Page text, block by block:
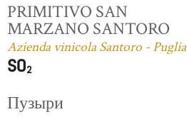
PRIMITIVO SAN
MARZANO SANTORO
Azienda vinicola Santoro - Puglia
Пузыри